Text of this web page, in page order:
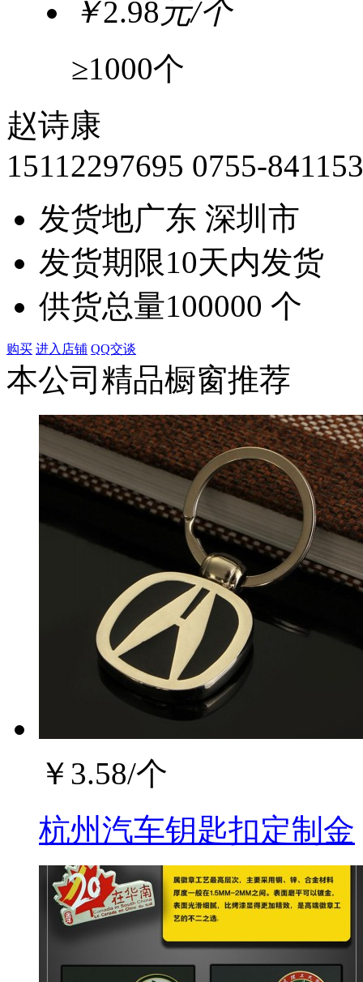
￥2.98 元/个
≥1000个
赵诗康
15112297695 0755-
发货地广东 深圳市
发货期限10天内发货
供货总量100000 个
购买 进入店铺 QQ交谈
本公司精品橱窗推荐
￥ 3.58/个
杭州汽车钥匙扣定制金